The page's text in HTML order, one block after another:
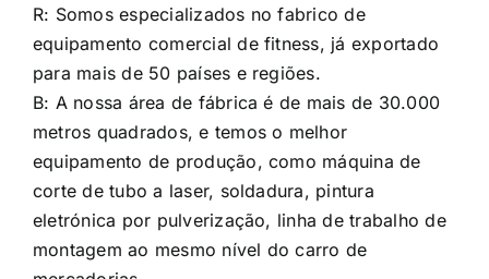
equipamento comercial de fitness, já exportado
para mais de 50 países e regiões.
B: A nossa área de fábrica é de mais de 30.000
metros quadrados, e temos o melhor
equipamento de produção, como máquina de
corte de tubo a laser, soldadura, pintura
eletrónica por pulverização, linha de trabalho de
montagem ao mesmo nível do carro de
mercadorias.